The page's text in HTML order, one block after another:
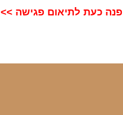
פנה כעת לתיאום פגישה >>